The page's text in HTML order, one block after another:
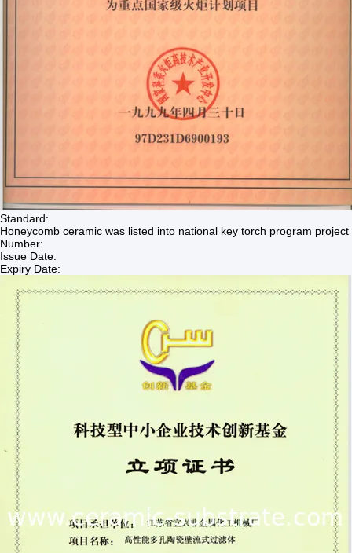
Standard:
Honeycomb ceramic was listed into national key torch program project
Number:
Issue Date:
Expiry Date: